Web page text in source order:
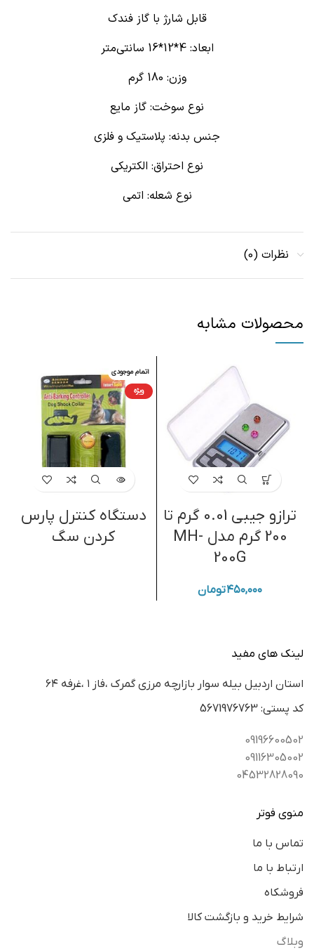
قابل شارژ با گاز فندک
ابعاد: 4*12*16 سانتی‌متر
وزن: 180 گرم
نوع سوخت: گاز مایع
جنس بدنه: پلاستیک و فلزی
نوع احتراق: الکتریکی
نوع شعله: اتمی
نظرات (0)
محصولات مشابه
ترازو جیبی 0.01 گرم تا
200 گرم مدل MH-
200G
۴۵۰,۰۰۰تومان
اتمام موجودی
ویژه
دستگاه کنترل پارس
کردن سگ
لینک های مفید
استان اردبيل بيله سوار بازارچه مرزي گمرك ،فاز ١ ،غرفه ٦٤
كد پستي: 5671976763
09196600502
09116305002
04532828090
منوی فوتر
تماس با ما
ارتباط با ما
فروشکاه
شرایط خرید و بازگشت کالا
وبلاگ